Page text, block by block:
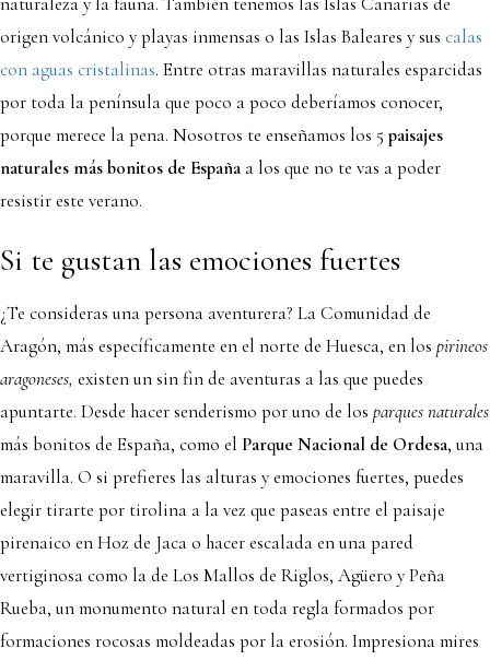
origen volcánico y playas inmensas o las Islas Baleares y sus calas
con aguas cristalinas. Entre otras maravillas naturales esparcidas
por toda la península que poco a poco deberíamos conocer,
porque merece la pena. Nosotros te enseñamos los 5paisajes
naturales más bonitos de España a los que no te vas a poder
resistir este verano.
Si te gustan las emociones fuertes
¿Te consideras una persona aventurera? La Comunidad de
Aragón, más específicamente en el norte de Huesca, en los pirineos
aragoneses, existen un sin fin de aventuras a las que puedes
apuntarte. Desde hacer senderismo por uno de los parques naturales
más bonitos de España, como el Parque Nacional de Ordesa, una
maravilla. O si prefieres las alturas y emociones fuertes, puedes
elegir tirarte por tirolina a la vez que paseas entre el paisaje
pirenaico en Hoz de Jaca o hacer escalada en una pared
vertiginosa como la de Los Mallos de Riglos, Agüero y Peña
Rueba, un monumento natural en toda regla formados por
formaciones rocosas moldeadas por la erosión. Impresiona mires